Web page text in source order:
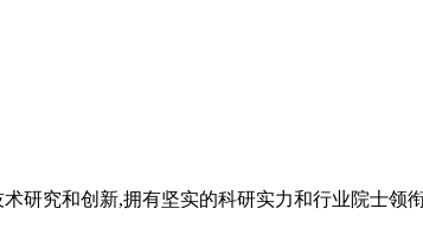
研究和创新,拥有坚实的科研实力和行业院士领